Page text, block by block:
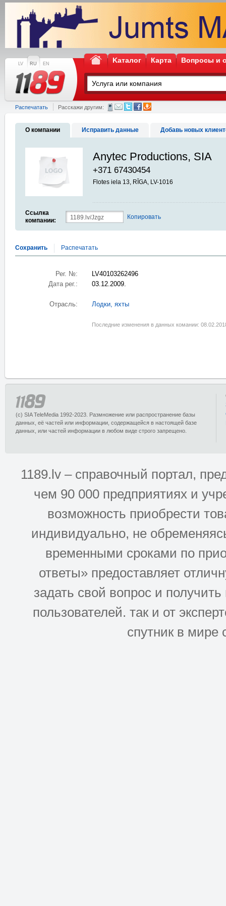
LV RU EN Kаталог Карта Вопросы и
Распечатать Расскажи другим:
О компании Исправить данные Добавь новых
Anytec Productions, SIA
+371 67430454
Flotes iela 13, RĪGA, LV-1016
Ссылка
компании:
Копировать
Сохранить Распечатать
Рег. №:
LV40103262496
Дата рег.:
03.12.2009.
Отрасль: Лодки, яхты
Последние изменения в данных комании:
(c) SIA TeleMedia 1992-2023. Размножение или распространение базы
данных, её частей или информации, содержащейся в настоящей базе
данных, или частей информации в любом виде строго запрещено.
1189.lv – справочный портал,
чем 90 000 предприятиях и
возможность приобрести
индивидуально, не
временными сроками по
ответы» предоставляет
задать свой вопрос и
пользователей. так и от
спутник в